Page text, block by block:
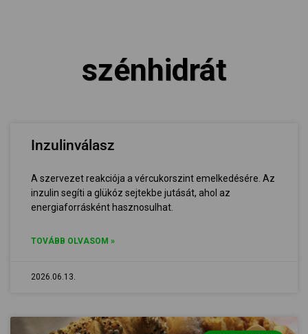
szénhidrát
Inzulinválasz
A szervezet reakciója a vércukorszint emelkedésére. Az
inzulin segíti a glükóz sejtekbe jutását, ahol az
energiaforrásként hasznosulhat.
TOVÁBB OLVASOM »
2026.06.13.